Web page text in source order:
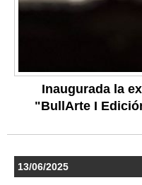
Inaugurada la
"BullArte I
13/06/2025